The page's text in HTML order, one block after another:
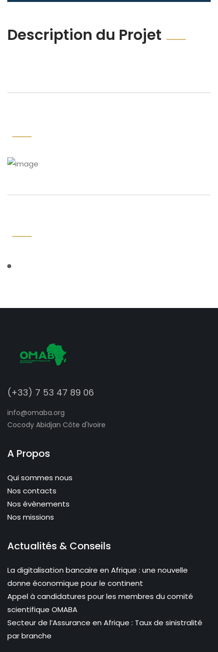
Description du Projet
(+33) 7 53 47 89 06
info@omaba.org
Cocody Abidjan Côte d'Ivoire
A Propos
Qui sommes nous
Nos contacts
Nos évènements
Nos missions
Actualités & Conseils
La digitalisation bancaire en Afrique : une nouvelle
donne économique pour le continent
Appel à candidatures pour les membres du comité
scientifique OMABA
Secteur de l’Assurance en Afrique : Taux de sinistralité
par branche